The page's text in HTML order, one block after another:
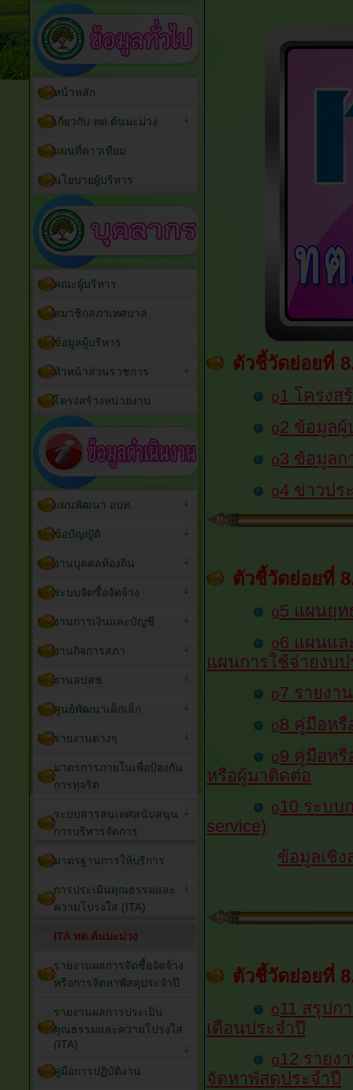
ตัวชี้วัดย่อยที่
o1 โครงส
o2 ข้อมูลผู้
o3 ข้อมูลก
o4 ข่าวปร
ตัวชี้วัดย่อยที่
o5 แผนยุ
o6 แผนแล
แผนการใช้จ่ายงบ
o7 รายงา
o8 คู่มือหรื
o9 คู่มือหรื
หรือผู้มาติดต่อ
o10 ระบบ
service)
ข้อมูลเชิง
ตัวชี้วัดย่อยที่
o11 สรุปก
เดือนประจำปี
o12 รายง
จัดหาพัสดุประจำปี
หน้าหลัก
เกี่ยวกับ ทต.ต้นมะม่วง
แผนที่ดาวเทียม
นโยบายผู้บริหาร
คณะผู้บริหาร
สมาชิกสภาเทศบาล
ข้อมูลผู้บริหาร
หัวหน้าส่วนราชการ
โครงสร้างหน่วยงาน
แผนพัฒนา อปท.
ข้อบัญญัติ
งานบุคคลท้องถิ่น
ระบบจัดซื้อจัดจ้าง
งานการเงินและบัญชี
งานกิจการสภา
งานสปสช.
ศูนย์พัฒนาเด็กเล็ก
รายงานต่างๆ
มาตรการภายในเพื่อป้องกัน
การทุจริต
ระบบสารสนเทศสนับสนุน
การบริหารจัดการ
มาตรฐานการให้บริการ
การประเมินคุณธรรมและ
ความโปร่งใส (ITA)
ITA ทต.ต้นมะม่วง
รายงานผลการจัดซื้อจัดจ้าง
หรือการจัดหาพัสดุประจำปี
รายงานผลการประเมิน
คุณธรรมและความโปร่งใส
(ITA)
คู่มือการปฏิบัติงาน